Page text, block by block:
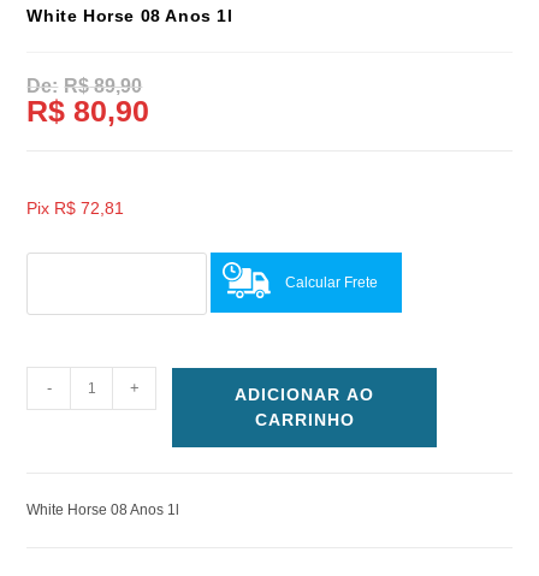
White Horse 08 Anos 1l
R$89,90
R$ 80,90
Pix R$ 72,81
Calcular Frete
- +
ADICIONAR AO
CARRINHO
White Horse 08 Anos 1l